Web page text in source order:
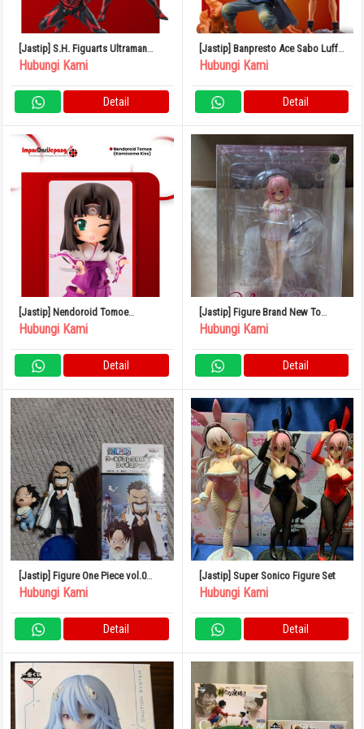
[Jastip] S.H. Figuarts Ultraman
Belial (Darkness Heels Ver.)
Hubungi Kami
Detail
[Jastip] Banpresto Ace Sabo Luffy
Brotherhood
Hubungi Kami
Detail
[Jastip] Nendoroid Tomoe
(Kamisama Kiss)
Hubungi Kami
Detail
[Jastip] Figure Brand New To
Love-Ru Darkness Momo Baby Doll
Hubungi Kami
Detail
[Jastip] Figure One Piece vol.0
Garp Ace World Collectible Ruru
Hubungi Kami
Detail
[Jastip] Super Sonico Figure Set
Hubungi Kami
Detail